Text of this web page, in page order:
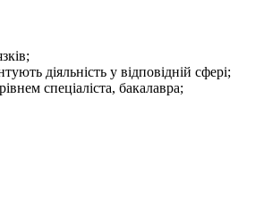
діяльність у відповідній сфері;
спеціаліста, бакалавра;